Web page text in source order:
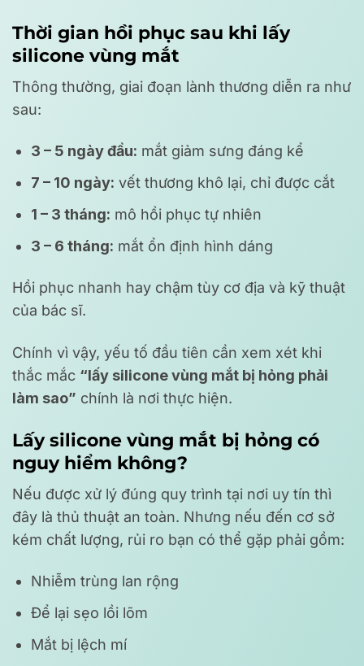
Thời gian hồi phục sau khi lấy
silicone vùng mắt
Thông thường, giai đoạn lành thương diễn ra như
sau:
3 – 5 ngày đầu: mắt giảm sưng đáng kể
7 – 10 ngày: vết thương khô lại, chỉ được cắt
1 – 3 tháng: mô hồi phục tự nhiên
3 – 6 tháng: mắt ổn định hình dáng
Hồi phục nhanh hay chậm tùy cơ địa và kỹ thuật
của bác sĩ.
Chính vì vậy, yếu tố đầu tiên cần xem xét khi
thắc mắc “lấy silicone vùng mắt bị hỏng phải
làm sao” chính là nơi thực hiện.
Lấy silicone vùng mắt bị hỏng có
nguy hiểm không?
Nếu được xử lý đúng quy trình tại nơi uy tín thì
đây là thủ thuật an toàn. Nhưng nếu đến cơ sở
kém chất lượng, rủi ro bạn có thể gặp phải gồm:
Nhiễm trùng lan rộng
Để lại sẹo lồi lõm
Mắt bị lệch mí